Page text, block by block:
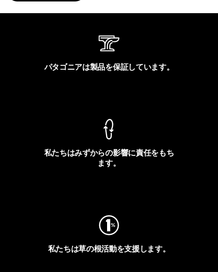
パタゴニアは製品を保証しています。
私たちはみずからの影響に責任をもち
ます。
私たちは草の根活動を支援します。